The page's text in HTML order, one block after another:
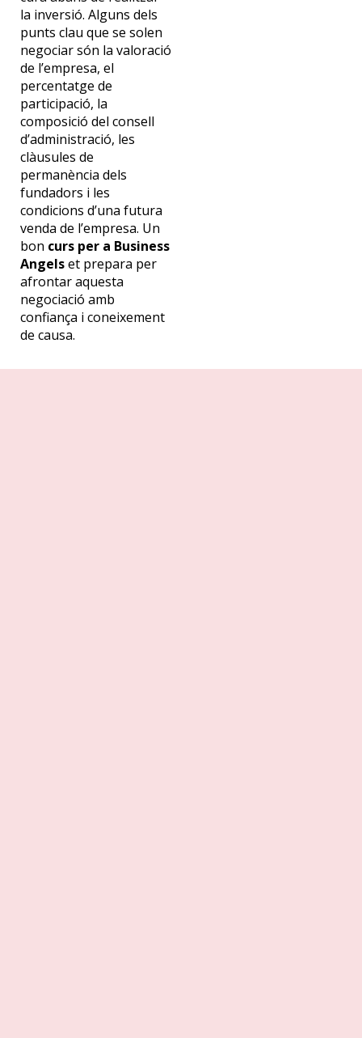
la inversió. Alguns dels
punts clau que se solen
negociar són la valoració
de l’empresa, el
percentatge de
participació, la
composició del consell
d’administració, les
clàusules de
permanència dels
fundadors i les
condicions d’una futura
venda de l’empresa. Un
bon curs per a Business
Angelset prepara per
afrontar aquesta
negociació amb
confiança i coneixement
de causa.